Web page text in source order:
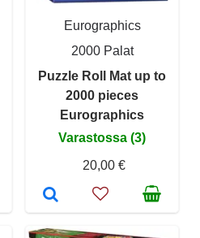
Eurographics
2000 Palat
Puzzle Roll Mat up to
2000 pieces
Eurographics
Varastossa (3)
20,00 €